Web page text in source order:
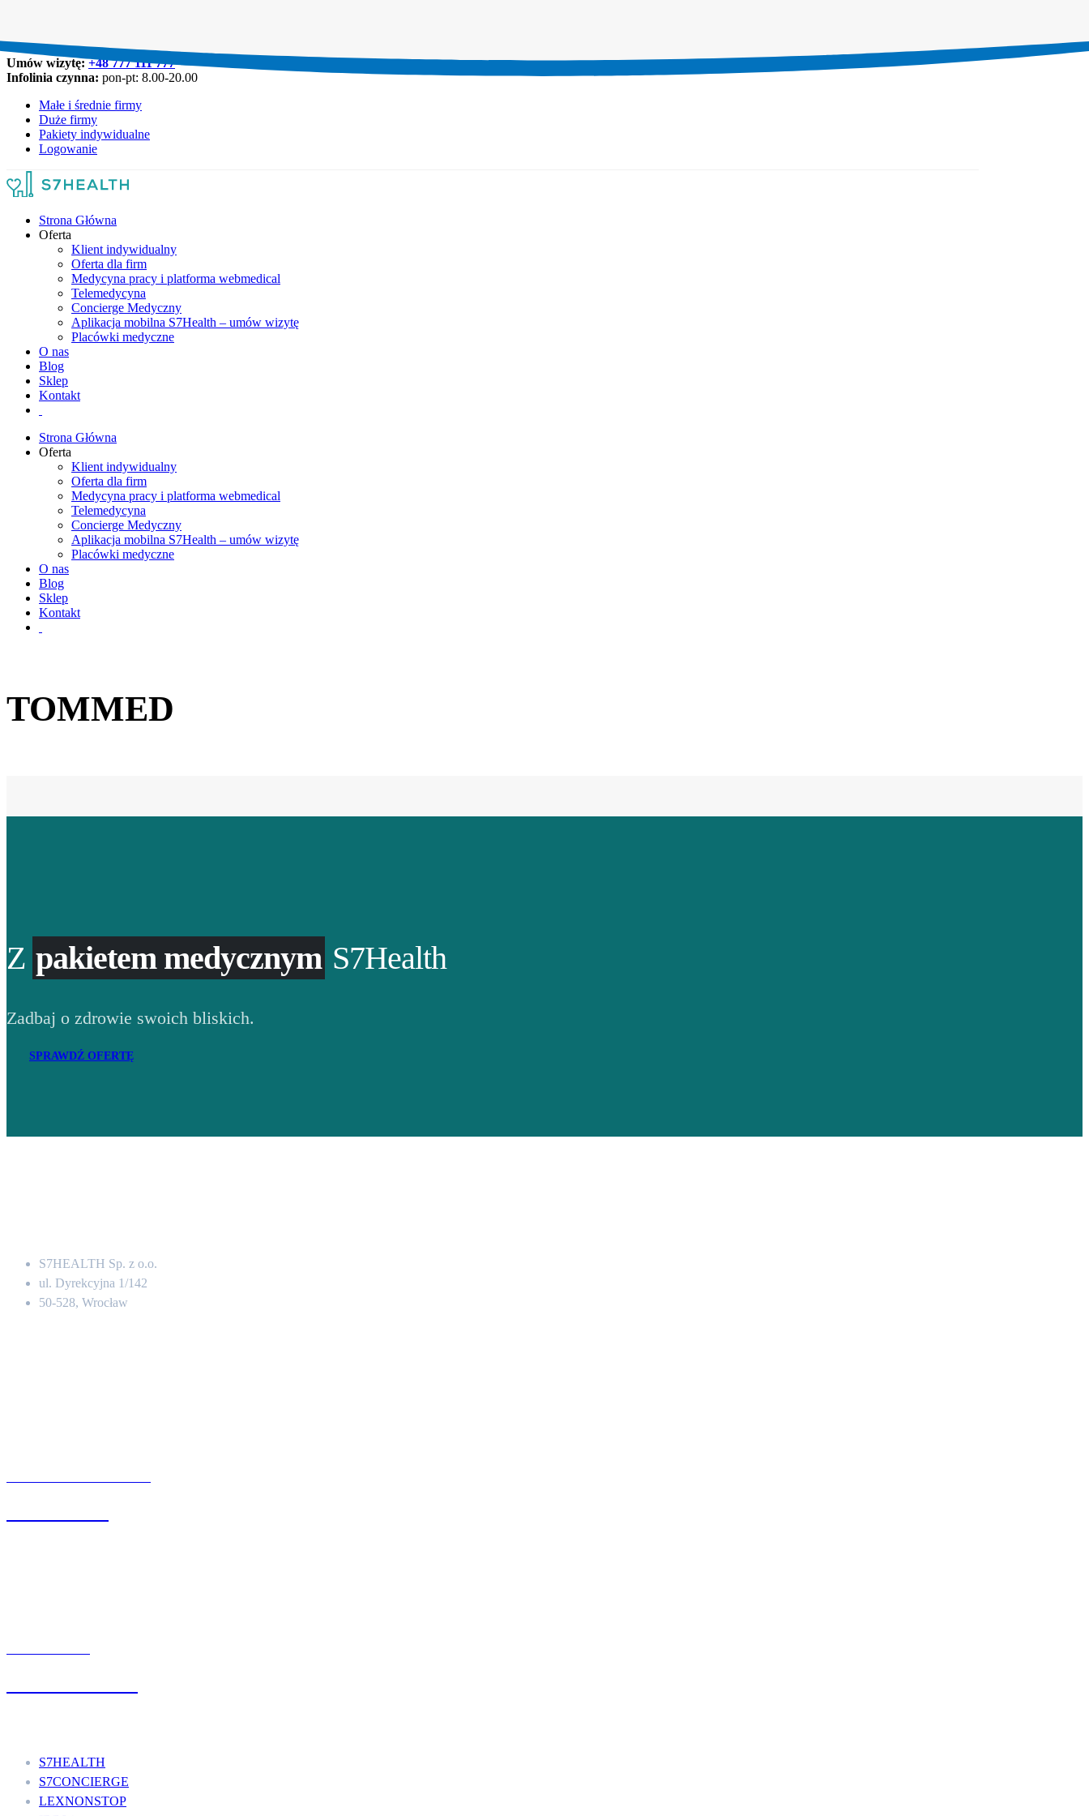
Umów wizytę:+48 777 111 777
Infolinia czynna: pon-pt: 8.00-20.00
Małe i średnie firmy
Duże firmy
Pakiety indywidualne
Logowanie
Strona Główna
Oferta
Klient indywidualny
Oferta dla firm
Medycyna pracy i platforma webmedical
Telemedycyna
Concierge Medyczny
Aplikacja mobilna S7Health – umów wizytę
Placówki medyczne
O nas
Blog
Sklep
Kontakt
Strona Główna
Oferta
Klient indywidualny
Oferta dla firm
Medycyna pracy i platforma webmedical
Telemedycyna
Concierge Medyczny
Aplikacja mobilna S7Health – umów wizytę
Placówki medyczne
O nas
Blog
Sklep
Kontakt
TOMMED
Z pakietem medycznym S7Health
Zadbaj o zdrowie swoich bliskich.
SPRAWDŹ OFERTĘ
S7HEALTH Sp. z o.o.
ul. Dyrekcyjna 1/142
50-528, Wrocław
S7HEALTH
S7CONCIERGE
LEXNONSTOP